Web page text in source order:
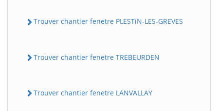
Trouver chantier fenetre PLESTiN-LES-GREVES
Trouver chantier fenetre TREBEURDEN
Trouver chantier fenetre LANVALLAY